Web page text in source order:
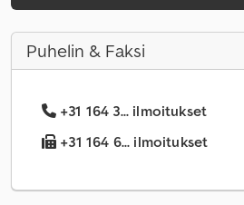
Puhelin & Faksi
+31 164 3... ilmoitukset
+31 164 6... ilmoitukset